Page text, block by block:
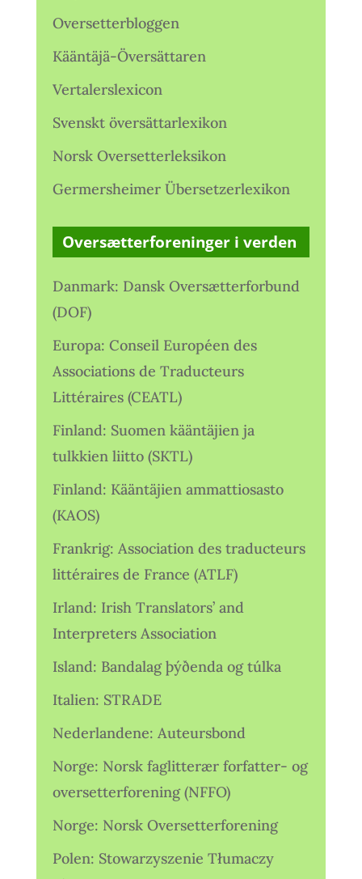
Oversetterbloggen
Kääntäjä-Översättaren
Vertalerslexicon
Svenskt översättarlexikon
Norsk Oversetterleksikon
Germersheimer Übersetzerlexikon
Oversætterforeninger i verden
Danmark: Dansk Oversætterforbund
(DOF)
Europa: Conseil Européen des
Associations de Traducteurs
Littéraires (CEATL)
Finland: Suomen kääntäjien ja
tulkkien liitto (SKTL)
Finland: Kääntäjien ammattiosasto
(KAOS)
Frankrig: Association des traducteurs
littéraires de France (ATLF)
Irland: Irish Translators’ and
Interpreters Association
Island: Bandalag þýðenda og túlka
Italien: STRADE
Nederlandene: Auteursbond
Norge: Norsk faglitterær forfatter- og
oversetterforening (NFFO)
Norge: Norsk Oversetterforening
Polen: Stowarzyszenie Tłumaczy